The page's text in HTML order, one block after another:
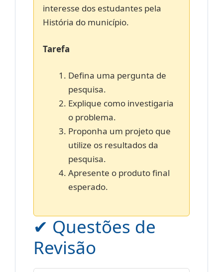
interesse dos estudantes pela
História do município.
Tarefa
Defina uma pergunta de
pesquisa.
Explique como investigaria
o problema.
Proponha um projeto que
utilize os resultados da
pesquisa.
Apresente o produto final
esperado.
✔ Questões de
Revisão